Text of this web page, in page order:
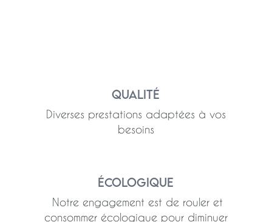
Qualité
Diverses prestations adaptées à vos
besoins
Écologique
Notre engagement est de rouler et
consommer écologique pour diminuer